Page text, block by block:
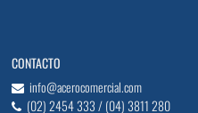
CONTACTO
info@acerocomercial.com
(02) 2454 333 / (04) 3811 280